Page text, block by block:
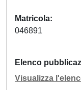
Matricola
046891
Elenco
Visualizza